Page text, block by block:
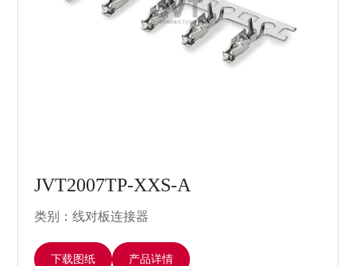
JVT2007TP-XXS-A
类别：线对板连接器
下载图纸 产品详情